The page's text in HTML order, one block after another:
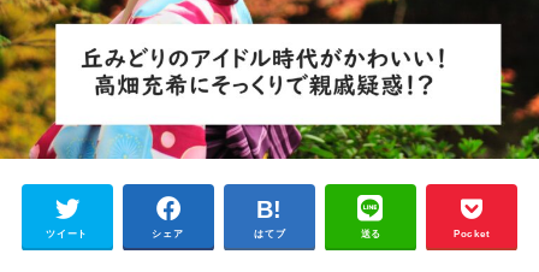
ツイート シェア はてブ 送る Pocket